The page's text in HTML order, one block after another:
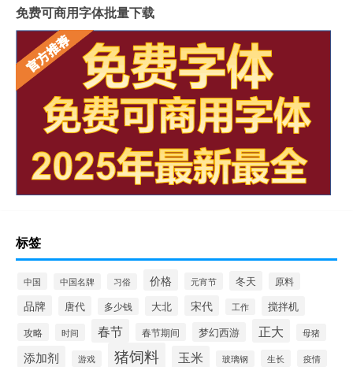
免费可商用字体批量下载
标签
中国 中国名牌 习俗 价格 元宵节 冬天 原料
品牌 唐代 多少钱 大北 宋代 工作 搅拌机
攻略 时间 春节 春节期间 梦幻西游 正大 母猪
添加剂 游戏 猪饲料 玉米 玻璃钢 生长 疫情